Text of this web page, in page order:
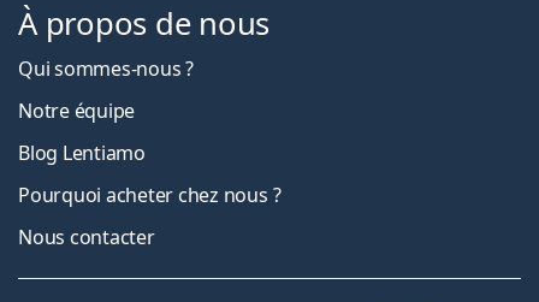
À propos de nous
Qui sommes-nous ?
Notre équipe
Blog Lentiamo
Pourquoi acheter chez nous ?
Nous contacter